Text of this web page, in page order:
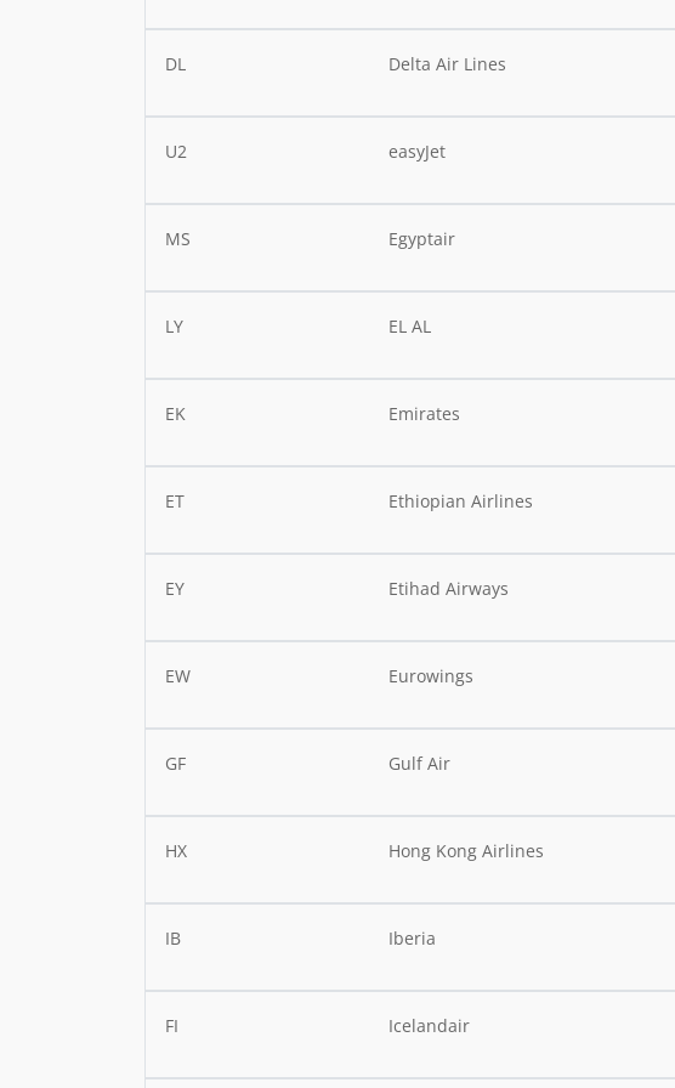
DL Delta Air Lines
U2 easyJet
MS Egyptair
LY EL AL
EK Emirates
ET Ethiopian Airlines
EY Etihad Airways
EW Eurowings
GF Gulf Air
HX Hong Kong Airlines
IB Iberia
FI Icelandair